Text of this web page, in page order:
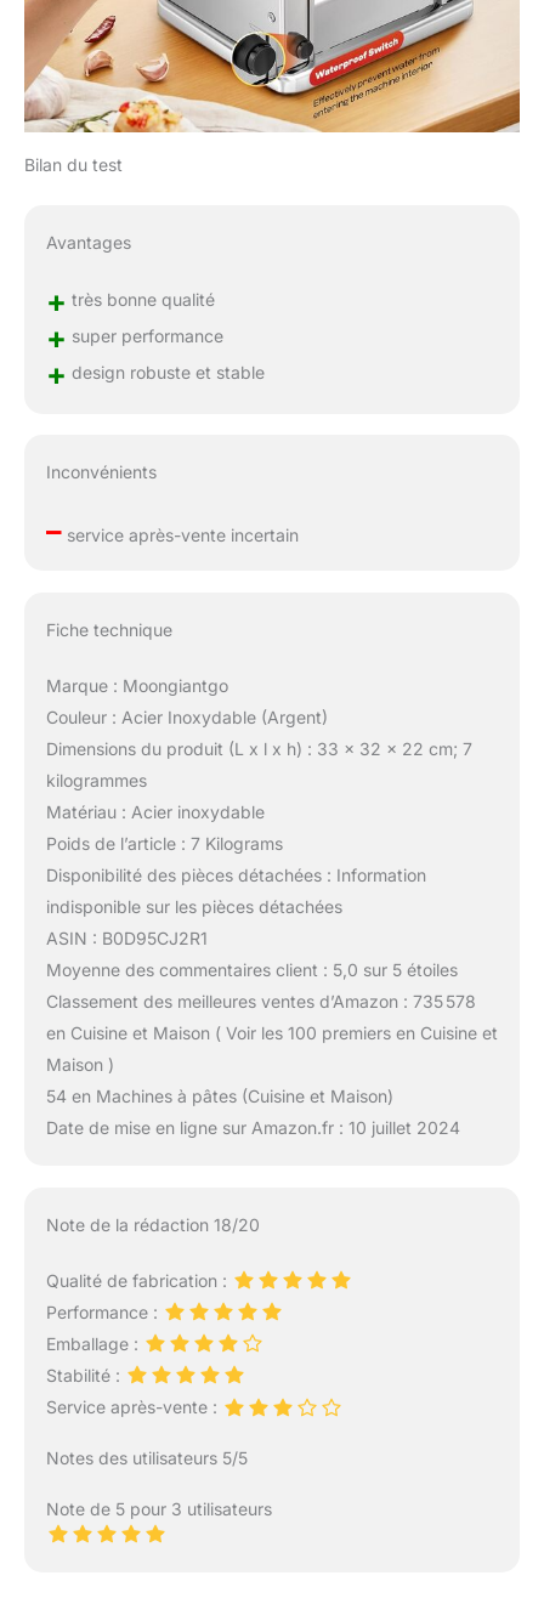
Bilan du test
Avantages
+ très bonne qualité
+ super performance
+ design robuste et stable
Inconvénients
–service après-vente incertain
Fiche technique
Marque : Moongiantgo
Couleur : Acier Inoxydable (Argent)
Dimensions du produit (L x l x h) : 33 x 32 x 22 cm; 7
kilogrammes
Matériau : Acier inoxydable
Poids de l’article : 7 Kilograms
Disponibilité des pièces détachées : Information
indisponible sur les pièces détachées
ASIN : B0D95CJ2R1
Moyenne des commentaires client : 5,0 sur 5 étoiles
Classement des meilleures ventes d’Amazon : 735 578
en Cuisine et Maison ( Voir les 100 premiers en Cuisine et
Maison )
54 en Machines à pâtes (Cuisine et Maison)
Date de mise en ligne sur Amazon.fr : 10 juillet 2024
Note de la rédaction 18/20
Qualité de fabrication :
Performance :
Emballage :
Stabilité :
Service après-vente :
Notes des utilisateurs 5/5
Note de 5 pour 3 utilisateurs